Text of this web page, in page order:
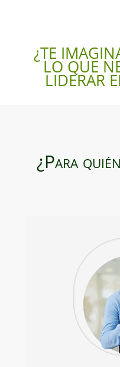
¿TE
LO QUE
LIDERAR
¿Para